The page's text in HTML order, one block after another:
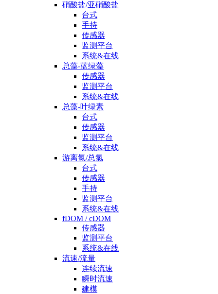
硝酸盐/亚硝酸盐
台式
手持
传感器
监测平台
系统&在线
总藻-蓝绿藻
传感器
监测平台
系统&在线
总藻-叶绿素
台式
传感器
监测平台
系统&在线
游离氯/总氯
台式
传感器
手持
监测平台
系统&在线
fDOM / cDOM
传感器
监测平台
系统&在线
流速/流量
连续流速
瞬时流速
建模